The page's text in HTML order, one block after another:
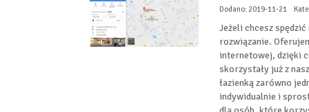
Dodano: 2019-11-21
Jeżeli chcesz
rozwiązanie.
internetowej, dzięki
skorzystały już z
łazienką zarówno
indywidualnie i